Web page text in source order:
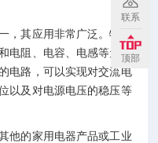
，其应用非常广泛。特别
电阻、电容、电感等元器
电路，可以实现对交流电
以及对电源电压的稳压等
他的家用电器产品或工业
联系
顶部